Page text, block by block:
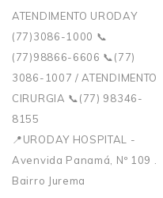
ATENDIMENTO URODAY
(77)3086-1000 📞
(77)98866-6606 📞(77)
3086-1007 / ATENDIMENTO
CIRURGIA 📞(77) 98346-
8155
📍URODAY HOSPITAL -
Avenvida Panamá, Nº 109 .
Bairro Jurema